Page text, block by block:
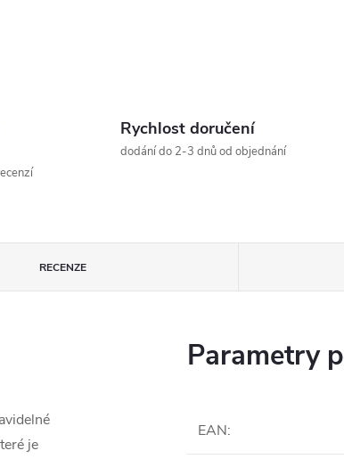
Rychlost doručení
dodání do 2-3 dnů od objednání
RECENZE
je
Parametry
EAN: